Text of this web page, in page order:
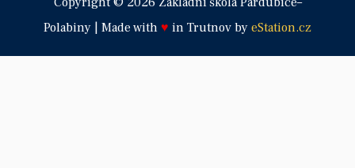
Polabiny | Made with ♥ in Trutnov by eStation.cz